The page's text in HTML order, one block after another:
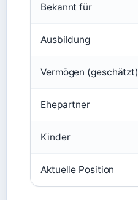
Bekannt für
Ausbildung
Vermögen (geschätzt)
Ehepartner
Kinder
Aktuelle Position